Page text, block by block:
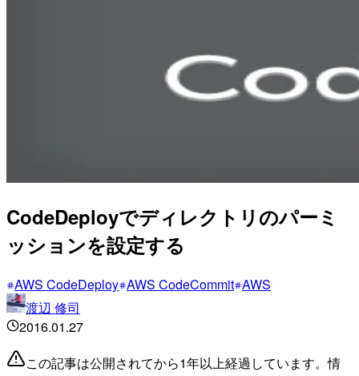
CodeDeployでディレクトリのパーミ
ッションを設定する
AWS CodeDeploy AWS CodeCommit AWS
渡辺 修司
2016.01.27
この記事は公開されてから1年以上経過しています。情